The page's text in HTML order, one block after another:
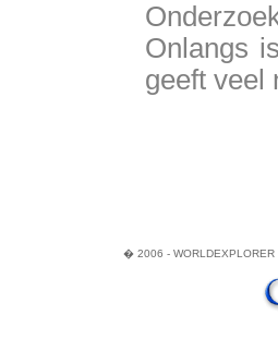
Onlangs
geeft veel
� 2006 - WORLDEXPLORER